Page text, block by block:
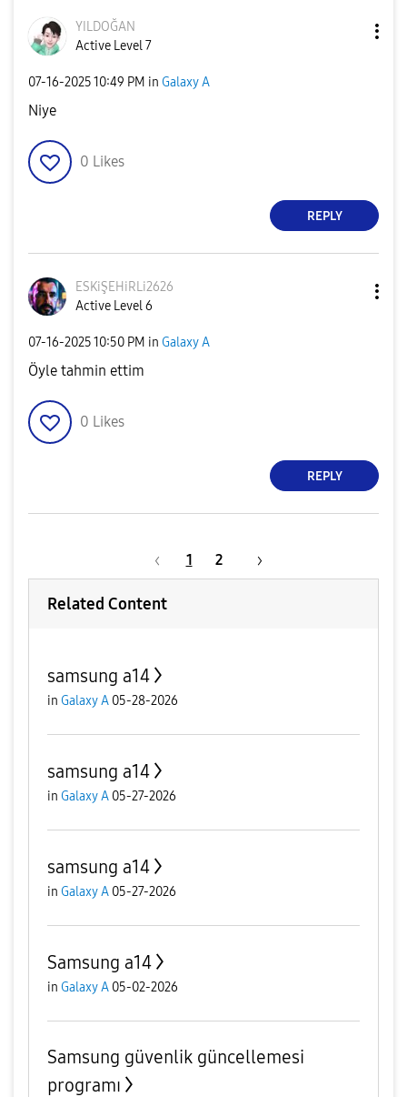
YILDOĞAN
Active Level 7
‎07-16-202510:49 PM in Galaxy A
Niye
0 Likes
REPLY
ESKiŞEHiRLi2626
Active Level 6
‎07-16-202510:50 PM in Galaxy A
Öyle tahmin ettim
0 Likes
REPLY
1 2
Related Content
samsung a14
in Galaxy A 05-28-2026
samsung a14
in Galaxy A 05-27-2026
samsung a14
in Galaxy A 05-27-2026
Samsung a14
in Galaxy A 05-02-2026
Samsung güvenlik güncellemesi
programı